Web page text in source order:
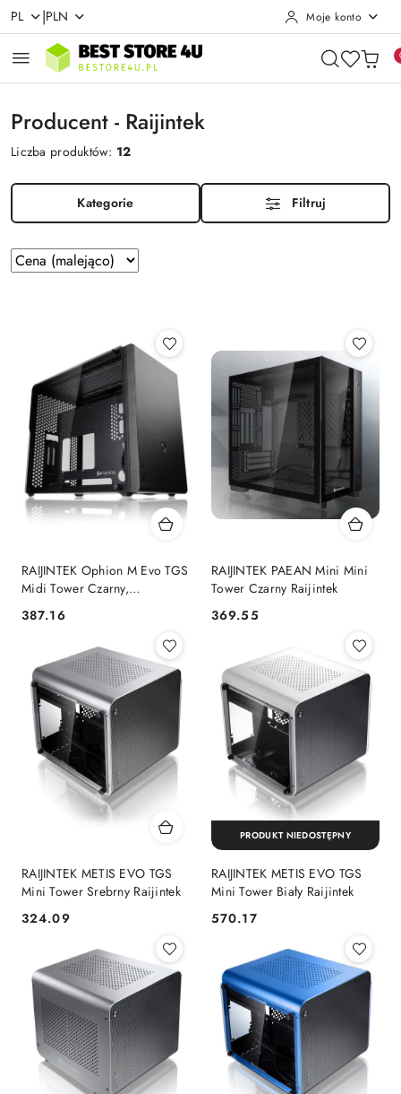
Przejdź do treści głównej
Przejdź do wyszukiwarki
Przejdź do moje konto
Przejdź do menu głównego
Przejdź do stopki
PL |PLN Moje konto
Producent - Raijintek
Liczba produktów: 12
Kategorie Filtruj
Zastosowano
sortowanie:
Sortuj
według
RAIJINTEK Ophion M Evo TGS
Midi Tower Czarny,
Przezroczysty Raijintek
Cena:
387.16
RAIJINTEK PAEAN Mini Mini
Tower Czarny Raijintek
Cena:
369.55
RAIJINTEK METIS EVO TGS
Mini Tower Srebrny Raijintek
Cena:
324.09
RAIJINTEK METIS EVO TGS
Mini Tower Biały Raijintek
Cena:
570.17
PRODUKT NIEDOSTĘPNY